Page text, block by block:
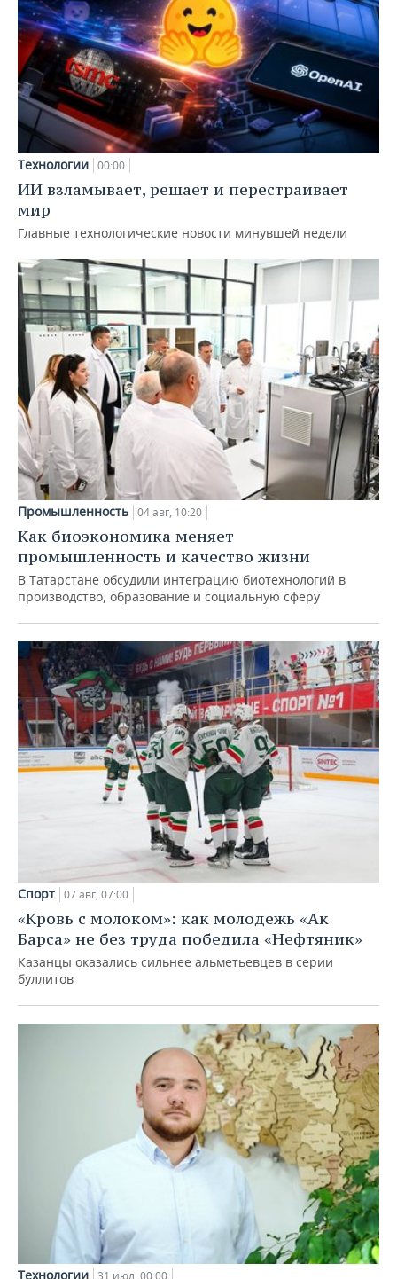
Технологии 00:00
ИИ взламывает, решает и перестраивает
мир
Главные технологические новости минувшей недели
Промышленность 04 авг, 10:20
Как биоэкономика меняет
промышленность и качество жизни
В Татарстане обсудили интеграцию биотехнологий в
производство, образование и социальную сферу
Спорт 07 авг, 07:00
«Кровь с молоком»: как молодежь «Ак
Барса» не без труда победила «Нефтяник»
Казанцы оказались сильнее альметьевцев в серии
буллитов
Технологии